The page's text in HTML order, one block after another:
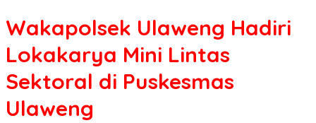
Wakapolsek Ulaweng Hadiri
Lokakarya Mini Lintas
Sektoral di Puskesmas
Ulaweng